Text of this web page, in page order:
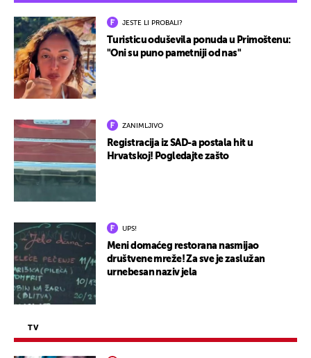
JESTE LI PROBALI?
Turisticu oduševila ponuda u Primoštenu:
"Oni su puno pametniji od nas"
ZANIMLJIVO
Registracija iz SAD-a postala hit u
Hrvatskoj! Pogledajte zašto
UPS!
Meni domaćeg restorana nasmijao
društvene mreže! Za sve je zaslužan
urnebesan naziv jela
TV